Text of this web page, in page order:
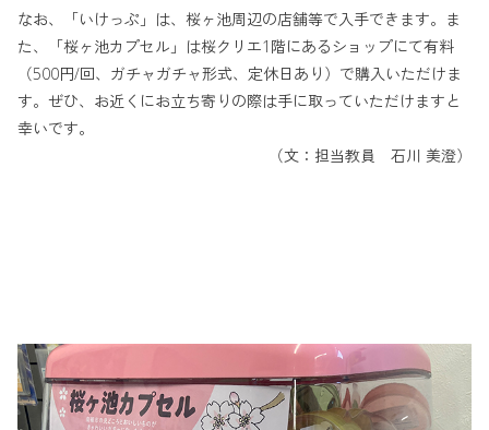
なお、「いけっぷ」は、桜ヶ池周辺の店舗等で入手できます。ま
た、「桜ヶ池カプセル」は桜クリエ1階にあるショップにて有料
（500円/回、ガチャガチャ形式、定休日あり）で購入いただけま
す。ぜひ、お近くにお立ち寄りの際は手に取っていただけますと
幸いです。
（文：担当教員 石川 美澄）